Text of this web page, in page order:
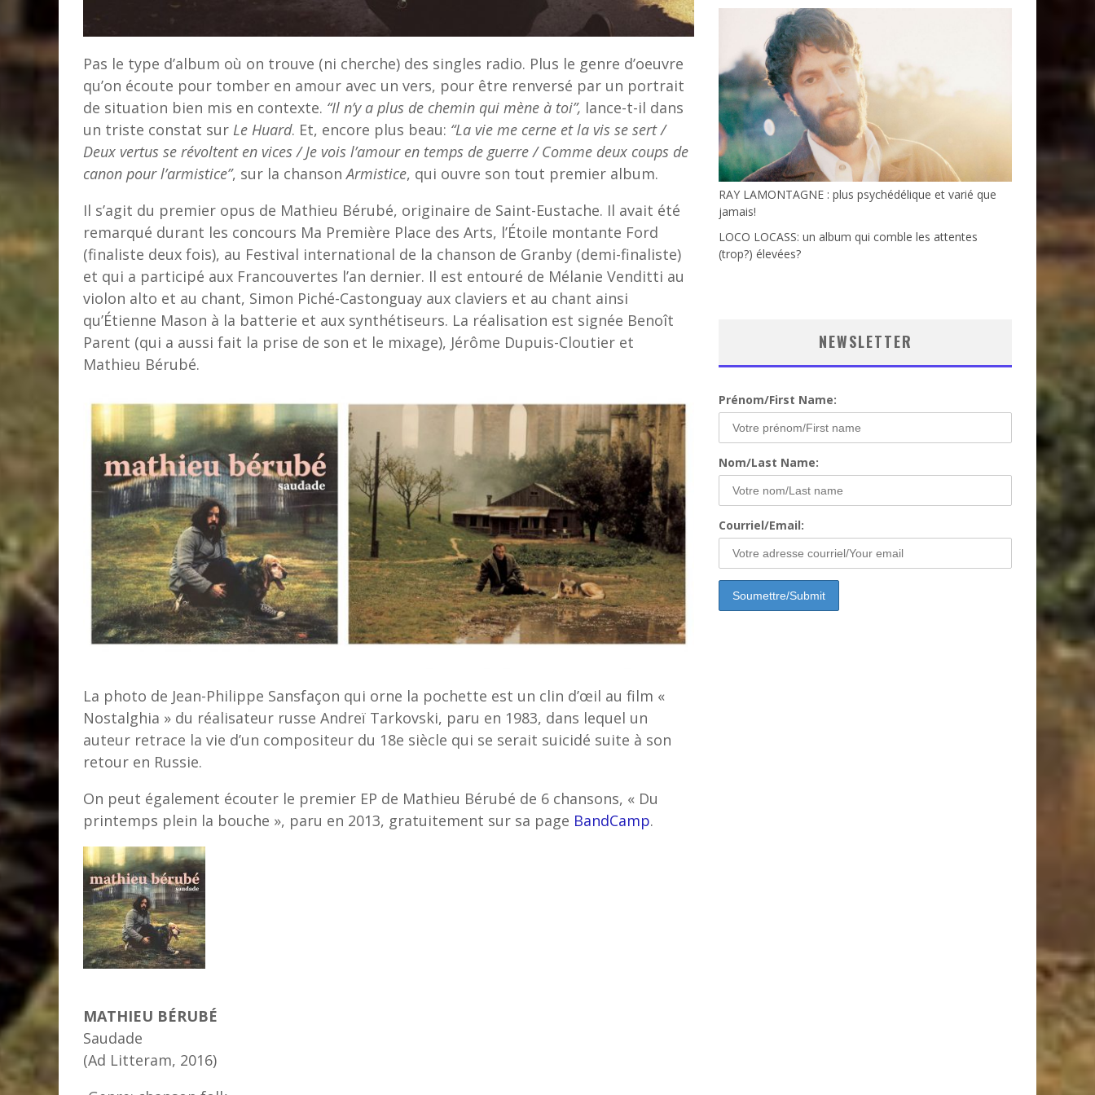
Pas le type d’album où on trouve (ni cherche) des singles radio. Plus le genre d’oeuvre
qu’on écoute pour tomber en amour avec un vers, pour être renversé par un portrait
de situation bien mis en contexte. “Il n’y a plus de chemin qui mène à toi”, lance-t-il dans
un triste constat sur Le Huard. Et, encore plus beau: “La vie me cerne et la vis se sert /
Deux vertus se révoltent en vices / Je vois l’amour en temps de guerre / Comme deux coups de
canon pour l’armistice”, sur la chansonArmistice, qui ouvre son tout premier album.
Il s’agit du premier opus de Mathieu Bérubé, originaire de Saint-Eustache. Il avait été
remarqué durant les concours Ma Première Place des Arts, l’Étoile montante Ford
(finaliste deux fois), au Festival international de la chanson de Granby (demi-finaliste)
et qui a participé aux Francouvertes l’an dernier. Il est entouré de Mélanie Venditti au
violon alto et au chant, Simon Piché-Castonguay aux claviers et au chant ainsi
qu’Étienne Mason à la batterie et aux synthétiseurs. La réalisation est signée Benoît
Parent (qui a aussi fait la prise de son et le mixage), Jérôme Dupuis-Cloutier et
Mathieu Bérubé.
La photo de Jean-Philippe Sansfaçon qui orne la pochette est un clin d’œil au film «
Nostalghia » du réalisateur russe Andreï Tarkovski, paru en 1983, dans lequel un
auteur retrace la vie d’un compositeur du 18e siècle qui se serait suicidé suite à son
retour en Russie.
On peut également écouter le premier EP de Mathieu Bérubé de 6 chansons, « Du
printemps plein la bouche », paru en 2013, gratuitement sur sa page BandCamp.
MATHIEU BÉRUBÉ
Saudade
(Ad Litteram, 2016)
RAY LAMONTAGNE : plus psychédélique et varié que
jamais!
LOCO LOCASS: un album qui comble les attentes
(trop?) élevées?
NEWSLETTER
Prénom/First Name:
Nom/Last Name:
Courriel/Email: